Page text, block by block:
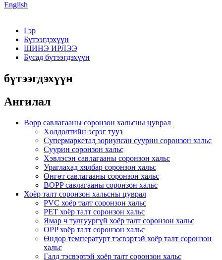
English
Гэр
Бүтээгдэхүүн
ШИНЭ ИРЛЭЭ
Бусад бүтээгдэхүүн
бүтээгдэхүүн
Ангилал
Bopp савлагааны соронзон хальсны цуврал
Хөлдөлтийн эсрэг тууз
Супермаркетад зориулсан суурин соронзон хальс
Суурин соронзон хальс
Хэвлэсэн савлагааны соронзон хальс
Ураглахад хялбар соронзон хальс
Өнгөт савлагааны соронзон хальс
BOPP савлагааны соронзон хальс
Хоёр талт соронзон хальсны цуврал
PVC хоёр талт соронзон хальс
PET хоёр талт соронзон хальс
Ямар ч тулгуургүй хоёр талт соронзон хальс
OPP хоёр талт соронзон хальс
Өндөр температурт тэсвэртэй хоёр талт соронзон
хальс
Галд тэсвэртэй хоёр талт соронзон хальс